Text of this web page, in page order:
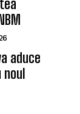
aduce
noul